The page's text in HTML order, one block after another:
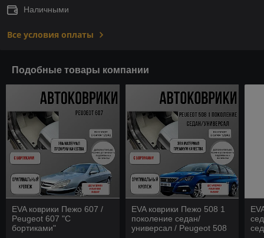
Наличными
Все условия оплаты
Подобные товары компании
EVA коврики Пежо 607 /
Peugeot 607 "С
бортиками"
EVA коврики Пежо 508 1
поколение седан/
универсал / Peugeot 508